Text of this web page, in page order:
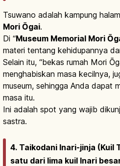
Tsuwano adalah kampung
Mori Ōgai.
Di “Museum Memorial Mori
materi tentang kehidupannya
Selain itu, “bekas rumah Mori
menghabiskan masa kecilnya,
museum, sehingga Anda dapat
masa itu.
Ini adalah spot yang wajib
sastra.
4. Taikodani Inari-jinja (Kuil
satu dari lima kuil Inari